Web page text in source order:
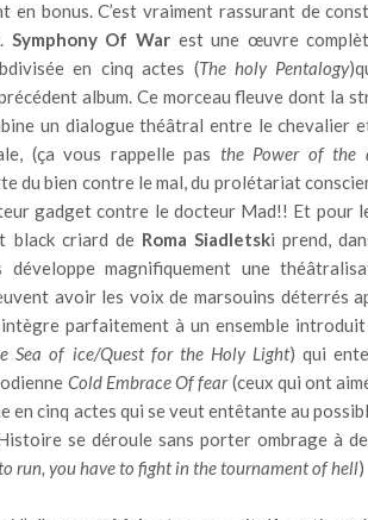
bonus. C’est vraiment rassurant de
Symphony Of War est une œuvre
en cinq actes (The holy Pentalogy
album. Ce morceau fleuve dont la
un dialogue théâtral entre le chevalier
(ça vous rappelle pas the Power of the
du bien contre le mal, du prolétariat
gadget contre le docteur Mad!! Et pour
black criard de Roma Siadletski prend,
développe magnifiquement une
avoir les voix de marsouins déterrés
parfaitement à un ensemble
Sea of ice/Quest for the Holy Light) qui
Cold Embrace Of fear(ceux qui ont
en cinq actes qui se veut entêtante au
se déroule sans porter ombrage à
run, you have to fight in the tournament of hell)